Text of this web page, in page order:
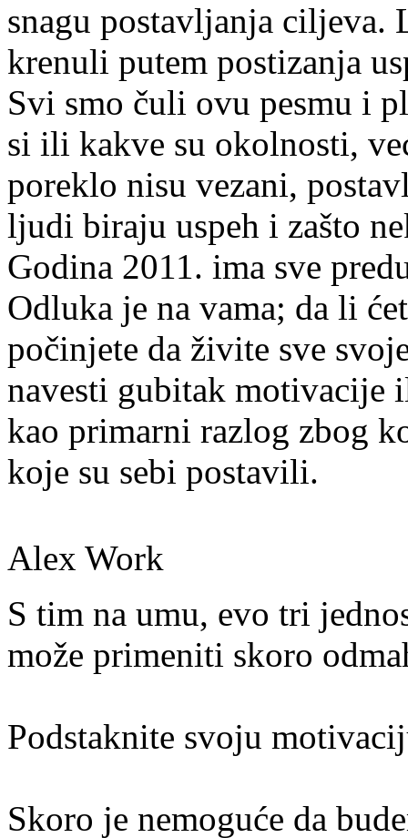
snagu postavljanja
krenuli putem postizanja
Svi smo čuli ovu pesmu i
si ili kakve su okolnosti,
poreklo nisu vezani,
ljudi biraju uspeh i zašto
Godina 2011. ima sve
Odluka je na vama; da li
počinjete da živite sve
navesti gubitak motivacije
kao primarni razlog zbog
koje su sebi postavili.
Alex Work
S tim na umu, evo tri
može primeniti skoro
Podstaknite svoju
Skoro je nemoguće da